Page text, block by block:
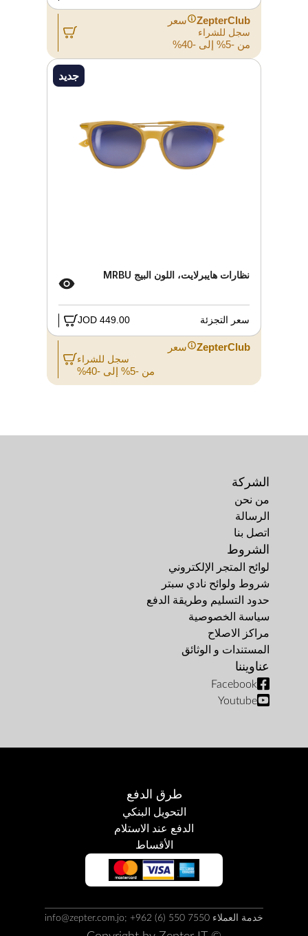
ZepterClub سعر
سجل للشراء
من -5% إلى -40%
جديد
نظارات هايبرلايت، اللون البيج MRBU
سعر التجزئة 449.00 JOD
ZepterClub سعر
سجل للشراء
من -5% إلى -40%
الشركة
من نحن
الرسالة
اتصل بنا
الشروط
لوائح المتجر الإلكتروني
شروط ولوائح نادي سبتر
حدود التسليم وطريقة الدفع
سياسة الخصوصية
مراكز الاصلاح
المستندات و الوثائق
عناويننا
Facebook
Youtube
طرق الدفع
التحويل البنكي
الدفع عند الاستلام
الأقساط
خدمة العملاء info@zepter.com.jo; +962 (6) 550 7550